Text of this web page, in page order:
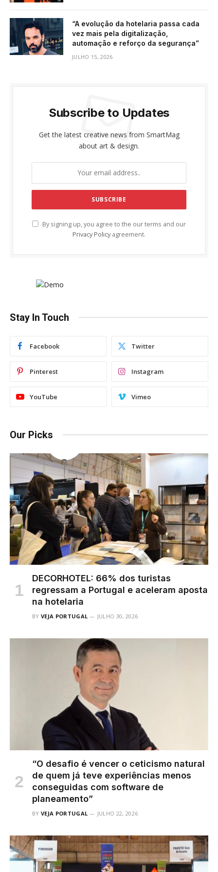
“A evolução da hotelaria passa cada
vez mais pela digitalização,
automação e reforço da segurança”
JULHO 15, 2026
Subscribe to Updates
Get the latest creative news from SmartMag
about art & design.
By signing up, you agree to the our terms and our
Privacy Policy agreement.
Stay In Touch
Facebook Twitter
Pinterest Instagram
YouTube Vimeo
Our Picks
DECORHOTEL: 66% dos turistas
regressam a Portugal e aceleram aposta
na hotelaria
BY VEJA PORTUGAL JULHO 30, 2026
“O desafio é vencer o ceticismo natural
de quem já teve experiências menos
conseguidas com software de
planeamento”
BY VEJA PORTUGAL JULHO 22, 2026